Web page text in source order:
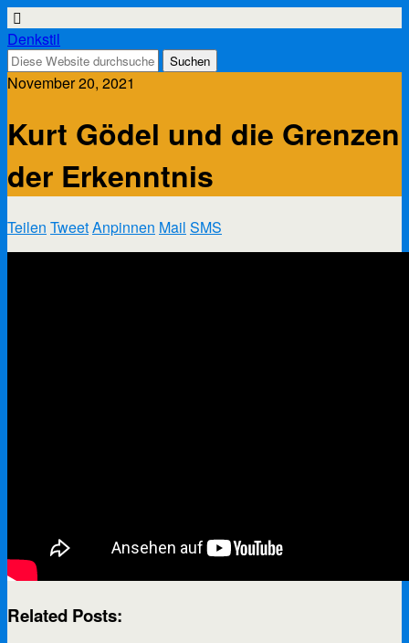
Denkstil
November 20, 2021
Kurt Gödel und die Grenzen
der Erkenntnis
Teilen TweetAnpinnen Mail SMS
Related Posts: